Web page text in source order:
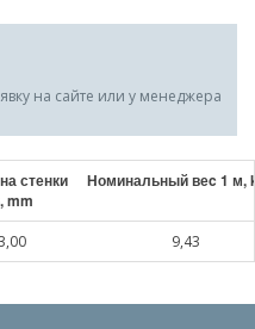
на сайте или у менеджера
стенки
mm
Номинальный веc 1 м,
9,43